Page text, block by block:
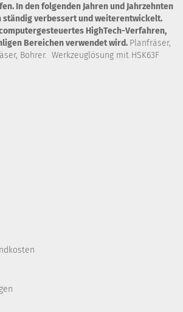
In den folgenden Jahren und Jahrzehnten
ständig verbessert und weiterentwickelt.
HighTech-Verfahren,
Bereichen verwendet wird. Planfräser,
Bohrer. Werkzeuglösung mit HSK63F